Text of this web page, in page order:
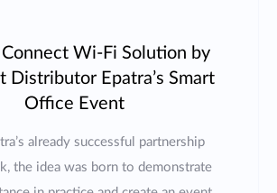
Connect Wi-Fi Solution by
Distributor Epatra’s Smart
Office Event
already successful partnership
the idea was born to demonstrate